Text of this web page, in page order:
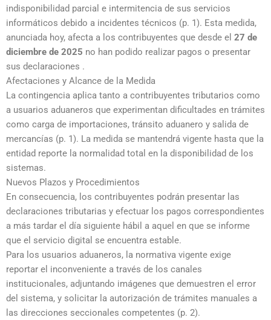
indisponibilidad parcial e intermitencia de sus servicios
informáticos debido a incidentes técnicos (p. 1). Esta medida,
anunciada hoy, afecta a los contribuyentes que desde el 27 de
diciembre de 2025 no han podido realizar pagos o presentar
sus declaraciones .
Afectaciones y Alcance de la Medida
La contingencia aplica tanto a contribuyentes tributarios como
a usuarios aduaneros que experimentan dificultades en trámites
como carga de importaciones, tránsito aduanero y salida de
mercancías (p. 1). La medida se mantendrá vigente hasta que la
entidad reporte la normalidad total en la disponibilidad de los
sistemas.
Nuevos Plazos y Procedimientos
En consecuencia, los contribuyentes podrán presentar las
declaraciones tributarias y efectuar los pagos correspondientes
a más tardar el día siguiente hábil a aquel en que se informe
que el servicio digital se encuentra estable.
Para los usuarios aduaneros, la normativa vigente exige
reportar el inconveniente a través de los canales
institucionales, adjuntando imágenes que demuestren el error
del sistema, y solicitar la autorización de trámites manuales a
las direcciones seccionales competentes (p. 2).